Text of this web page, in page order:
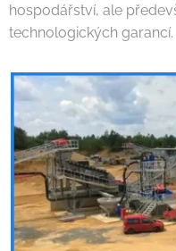
hospodářství, ale
technologických garancí.